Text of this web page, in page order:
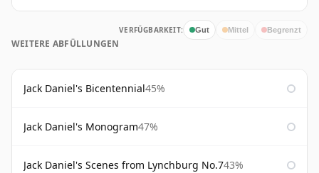
VERFÜGBARKEIT: Gut Mittel Begrenzt
WEITERE ABFÜLLUNGEN
Jack Daniel's Bicentennial45%
Jack Daniel's Monogram47%
Jack Daniel's Scenes from Lynchburg No.743%